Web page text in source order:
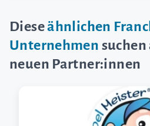
Dieseähnlichen
Unternehmen
neuen Partner:innen